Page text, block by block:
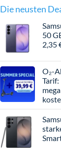
Die neusten
50
2,35
O₂-